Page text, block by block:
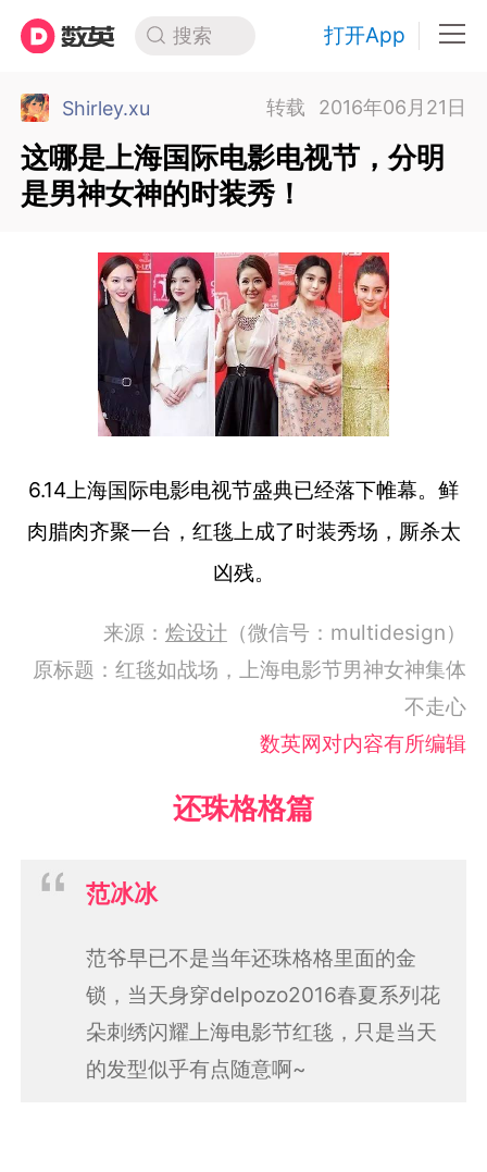
搜索 打开App
Shirley.xu 转载 2016年06月21日
这哪是上海国际电影电视节，分明
是男神女神的时装秀！
6.14上海国际电影电视节盛典已经落下帷幕。 鲜
肉腊肉齐聚一台，红毯上成了时装秀场，厮杀太
凶残。
来源： 烩设计（微信号：multidesign）
原标题：红毯如战场，上海电影节男神女神集体
不走心
数英网对内容有所编辑
还珠格格篇
范冰冰
范爷早已不是当年还珠格格里面的金
锁，当天身穿delpozo2016春夏系列花
朵刺绣闪耀上海电影节红毯，只是当天
的发型似乎有点随意啊~